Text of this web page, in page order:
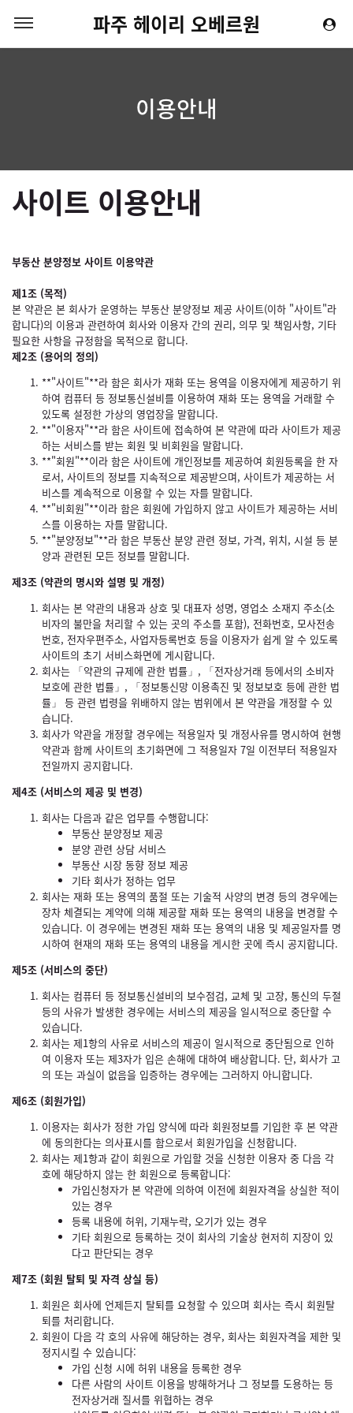
파주 헤이리 오베르원
이용안내
사이트 이용안내
부동산 분양정보 사이트 이용약관
제1조 (목적)
본 약관은 본 회사가 운영하는 부동산 분양정보 제공 사이트(이하 "사이트"라
합니다)의 이용과 관련하여 회사와 이용자 간의 권리, 의무 및 책임사항, 기타
필요한 사항을 규정함을 목적으로 합니다.
제2조 (용어의 정의)
**"사이트"**라 함은 회사가 재화 또는 용역을 이용자에게 제공하기 위
하여 컴퓨터 등 정보통신설비를 이용하여 재화 또는 용역을 거래할 수
있도록 설정한 가상의 영업장을 말합니다.
**"이용자"**라 함은 사이트에 접속하여 본 약관에 따라 사이트가 제공
하는 서비스를 받는 회원 및 비회원을 말합니다.
**"회원"**이라 함은 사이트에 개인정보를 제공하여 회원등록을 한 자
로서, 사이트의 정보를 지속적으로 제공받으며, 사이트가 제공하는 서
비스를 계속적으로 이용할 수 있는 자를 말합니다.
**"비회원"**이라 함은 회원에 가입하지 않고 사이트가 제공하는 서비
스를 이용하는 자를 말합니다.
**"분양정보"**라 함은 부동산 분양 관련 정보, 가격, 위치, 시설 등 분
양과 관련된 모든 정보를 말합니다.
제3조 (약관의 명시와 설명 및 개정)
회사는 본 약관의 내용과 상호 및 대표자 성명, 영업소 소재지 주소(소
비자의 불만을 처리할 수 있는 곳의 주소를 포함), 전화번호, 모사전송
번호, 전자우편주소, 사업자등록번호 등을 이용자가 쉽게 알 수 있도록
사이트의 초기 서비스화면에 게시합니다.
회사는 「약관의 규제에 관한 법률」, 「전자상거래 등에서의 소비자
보호에 관한 법률」, 「정보통신망 이용촉진 및 정보보호 등에 관한 법
률」 등 관련 법령을 위배하지 않는 범위에서 본 약관을 개정할 수 있
습니다.
회사가 약관을 개정할 경우에는 적용일자 및 개정사유를 명시하여 현행
약관과 함께 사이트의 초기화면에 그 적용일자 7일 이전부터 적용일자
전일까지 공지합니다.
제4조 (서비스의 제공 및 변경)
회사는 다음과 같은 업무를 수행합니다:
부동산 분양정보 제공
분양 관련 상담 서비스
부동산 시장 동향 정보 제공
기타 회사가 정하는 업무
회사는 재화 또는 용역의 품절 또는 기술적 사양의 변경 등의 경우에는
장차 체결되는 계약에 의해 제공할 재화 또는 용역의 내용을 변경할 수
있습니다. 이 경우에는 변경된 재화 또는 용역의 내용 및 제공일자를 명
시하여 현재의 재화 또는 용역의 내용을 게시한 곳에 즉시 공지합니다.
제5조 (서비스의 중단)
회사는 컴퓨터 등 정보통신설비의 보수점검, 교체 및 고장, 통신의 두절
등의 사유가 발생한 경우에는 서비스의 제공을 일시적으로 중단할 수
있습니다.
회사는 제1항의 사유로 서비스의 제공이 일시적으로 중단됨으로 인하
여 이용자 또는 제3자가 입은 손해에 대하여 배상합니다. 단, 회사가 고
의 또는 과실이 없음을 입증하는 경우에는 그러하지 아니합니다.
제6조 (회원가입)
이용자는 회사가 정한 가입 양식에 따라 회원정보를 기입한 후 본 약관
에 동의한다는 의사표시를 함으로서 회원가입을 신청합니다.
회사는 제1항과 같이 회원으로 가입할 것을 신청한 이용자 중 다음 각
호에 해당하지 않는 한 회원으로 등록합니다:
가입신청자가 본 약관에 의하여 이전에 회원자격을 상실한 적이
있는 경우
등록 내용에 허위, 기재누락, 오기가 있는 경우
기타 회원으로 등록하는 것이 회사의 기술상 현저히 지장이 있
다고 판단되는 경우
제7조 (회원 탈퇴 및 자격 상실 등)
회원은 회사에 언제든지 탈퇴를 요청할 수 있으며 회사는 즉시 회원탈
퇴를 처리합니다.
회원이 다음 각 호의 사유에 해당하는 경우, 회사는 회원자격을 제한 및
정지시킬 수 있습니다:
가입 신청 시에 허위 내용을 등록한 경우
다른 사람의 사이트 이용을 방해하거나 그 정보를 도용하는 등
전자상거래 질서를 위협하는 경우